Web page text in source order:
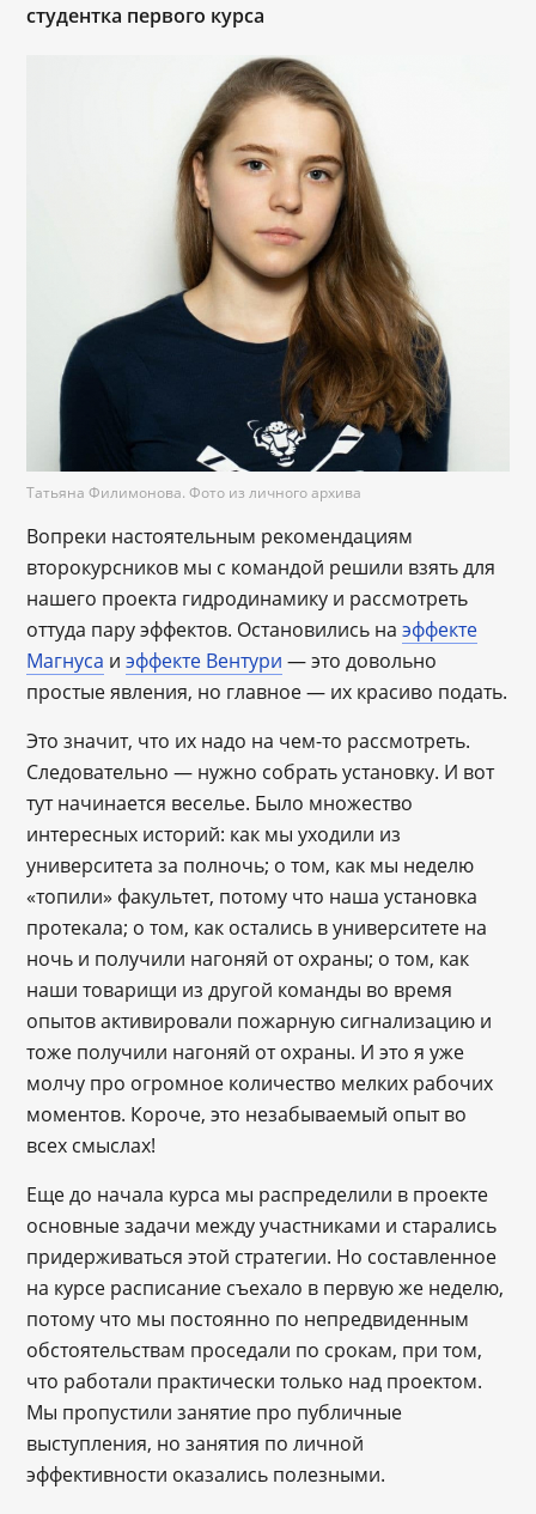
студентка первого курса
Татьяна Филимонова. Фото из личного архива
Вопреки настоятельным рекомендациям
второкурсников мы с командой решили взять для
нашего проекта гидродинамику и рассмотреть
оттуда пару эффектов. Остановились наэффекте
Магнуса иэффекте Вентури ― это довольно
простые явления, но главное ― их красиво подать.
Это значит, что их надо на чем-то рассмотреть.
Следовательно ― нужно собрать установку. И вот
тут начинается веселье. Было множество
интересных историй: как мы уходили из
университета за полночь; о том, как мы неделю
«топили» факультет, потому что наша установка
протекала; о том, как остались в университете на
ночь и получили нагоняй от охраны; о том, как
наши товарищи из другой команды во время
опытов активировали пожарную сигнализацию и
тоже получили нагоняй от охраны. И это я уже
молчу про огромное количество мелких рабочих
моментов. Короче, это незабываемый опыт во
всех смыслах!
Еще до начала курса мы распределили в проекте
основные задачи между участниками и старались
придерживаться этой стратегии. Но составленное
на курсе расписание съехало в первую же неделю,
потому что мы постоянно по непредвиденным
обстоятельствам проседали по срокам, при том,
что работали практически только над проектом.
Мы пропустили занятие про публичные
выступления, но занятия по личной
эффективности оказались полезными.